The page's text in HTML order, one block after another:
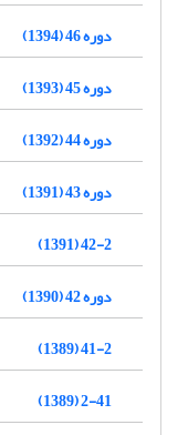
دوره 46 (1394)
دوره 45 (1393)
دوره 44 (1392)
دوره 43 (1391)
42-2 (1391)
دوره 42 (1390)
41-2 (1389)
2-41 (1389)